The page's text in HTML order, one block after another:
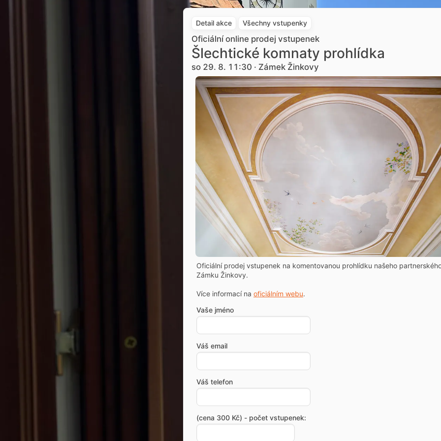
Detail akce Všechny vstupenky
Oficiální online prodej vstupenek
Šlechtické komnaty prohlídka
so 29. 8. 11:30 · Zámek Žinkovy
Oficiální prodej vstupenek na komentovanou prohlídku našeho
Zámku Žinkovy.
Více informací na oficiálním webu.
Vaše jméno
Váš email
Váš telefon
(cena 300 Kč) - počet vstupenek: